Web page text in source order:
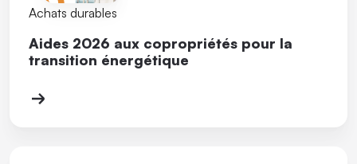
Achats durables
Aides 2026 aux copropriétés pour la
transition énergétique